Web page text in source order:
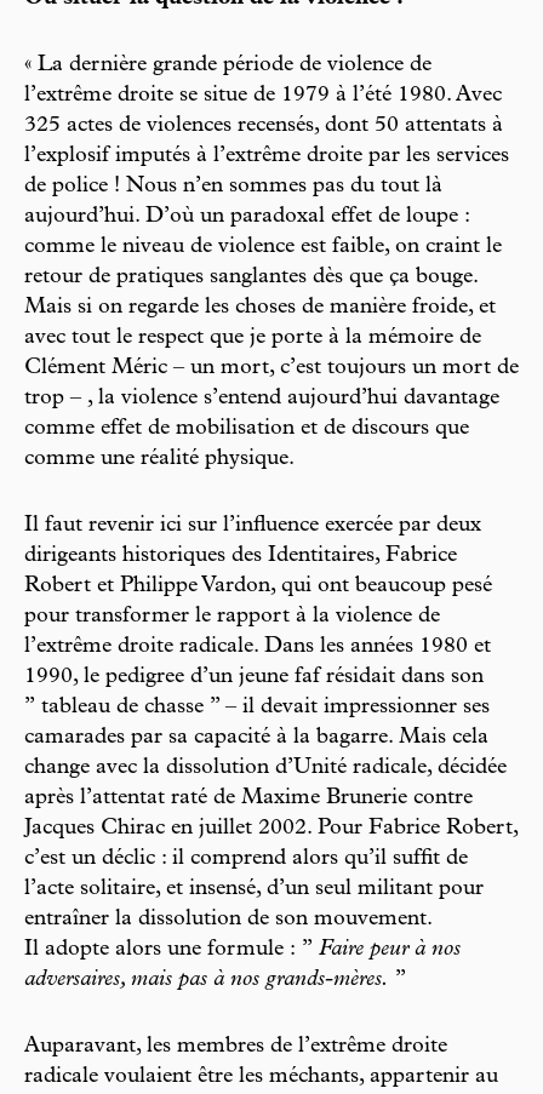
« La dernière grande période de violence de
l’extrême droite se situe de 1979 à l’été 1980. Avec
325 actes de violences recensés, dont 50 attentats à
l’explosif imputés à l’extrême droite par les services
de police ! Nous n’en sommes pas du tout là
aujourd’hui. D’où un paradoxal effet de loupe :
comme le niveau de violence est faible, on craint le
retour de pratiques sanglantes dès que ça bouge.
Mais si on regarde les choses de manière froide, et
avec tout le respect que je porte à la mémoire de
Clément Méric – un mort, c’est toujours un mort de
trop – , la violence s’entend aujourd’hui davantage
comme effet de mobilisation et de discours que
comme une réalité physique.
Il faut revenir ici sur l’influence exercée par deux
dirigeants historiques des Identitaires, Fabrice
Robert et Philippe Vardon, qui ont beaucoup pesé
pour transformer le rapport à la violence de
l’extrême droite radicale. Dans les années 1980 et
1990, le pedigree d’un jeune faf résidait dans son
’’ tableau de chasse ’’ – il devait impressionner ses
camarades par sa capacité à la bagarre. Mais cela
change avec la dissolution d’Unité radicale, décidée
après l’attentat raté de Maxime Brunerie contre
Jacques Chirac en juillet 2002. Pour Fabrice Robert,
c’est un déclic : il comprend alors qu’il suffit de
l’acte solitaire, et insensé, d’un seul militant pour
entraîner la dissolution de son mouvement.
Il adopte alors une formule : ’’ Faire peur à nos
adversaires, mais pas à nos grands-mères. ’’
Auparavant, les membres de l’extrême droite
radicale voulaient être les méchants, appartenir au